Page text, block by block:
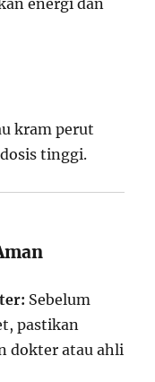
energi dan
kram perut
tinggi.
Sebelum
pastikan
dokter atau ahli